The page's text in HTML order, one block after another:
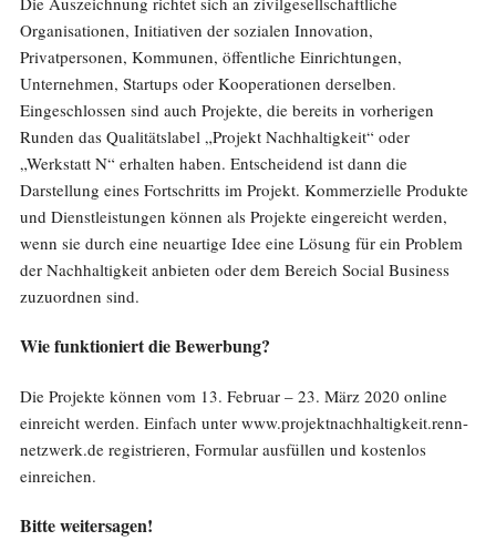
Organisationen, Initiativen der sozialen Innovation,
Privatpersonen, Kommunen, öffentliche Einrichtungen,
Unternehmen, Startups oder Kooperationen derselben.
Eingeschlossen sind auch Projekte, die bereits in vorherigen
Runden das Qualitätslabel „Projekt Nachhaltigkeit“ oder
„Werkstatt N“ erhalten haben. Entscheidend ist dann die
Darstellung eines Fortschritts im Projekt. Kommerzielle Produkte
und Dienstleistungen können als Projekte eingereicht werden,
wenn sie durch eine neuartige Idee eine Lösung für ein Problem
der Nachhaltigkeit anbieten oder dem Bereich Social Business
zuzuordnen sind.
Wie funktioniert die Bewerbung?
Die Projekte können vom 13. Februar – 23. März 2020 online
einreicht werden. Einfach unter www.projektnachhaltigkeit.renn-
netzwerk.de registrieren, Formular ausfüllen und kostenlos
einreichen.
Bitte weitersagen!